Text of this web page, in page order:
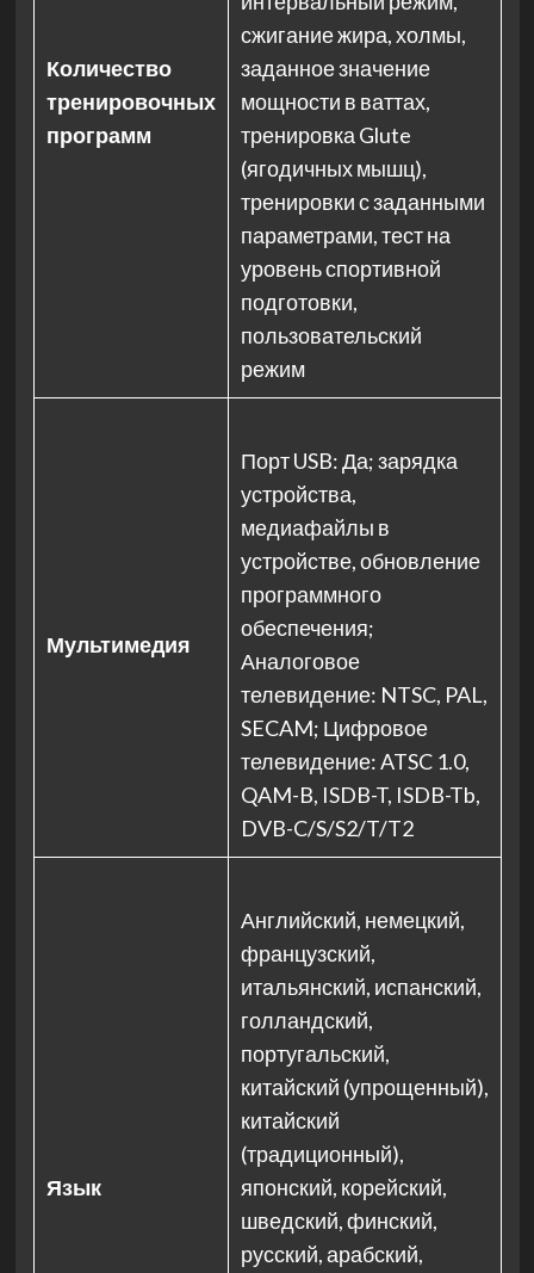
Количество
тренировочных
программ
сжигание жира, холмы,
заданное значение
мощности в ваттах,
тренировка Glute
(ягодичных мышц),
тренировки с заданными
параметрами, тест на
уровень спортивной
подготовки,
пользовательский
режим
Мультимедия
Порт USB: Да; зарядка
устройства,
медиафайлы в
устройстве, обновление
программного
обеспечения;
Аналоговое
телевидение: NTSC, PAL,
SECAM; Цифровое
телевидение: ATSC 1.0,
QAM-B, ISDB-T, ISDB-Tb,
DVB-C/S/S2/T/T2
Язык
Английский, немецкий,
французский,
итальянский, испанский,
голландский,
португальский,
китайский (упрощенный),
китайский
(традиционный),
японский, корейский,
шведский, финский,
русский, арабский,